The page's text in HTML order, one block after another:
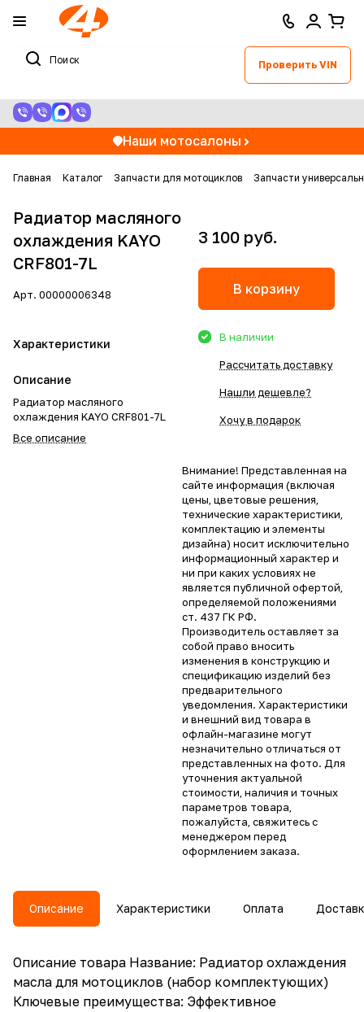
Проверить VIN
Наши мотосалоны
Главная Каталог Запчасти для мотоциклов Запчасти
Радиатор масляного
охлаждения KAYO
CRF801-7L
Арт. 00000006348
Характеристики
Описание
Радиатор масляного
охлаждения KAYO CRF801-7L
Все описание
3 100 руб.
В корзину
В наличии
Рассчитать доставку
Нашли дешевле?
Хочу в подарок
Внимание! Представленная на
сайте информация (включая
цены, цветовые решения,
технические характеристики,
комплектацию и элементы
дизайна) носит исключительно
информационный характер и
ни при каких условиях не
является публичной офертой,
определяемой положениями
ст. 437 ГК РФ.
Производитель оставляет за
собой право вносить
изменения в конструкцию и
спецификацию изделий без
предварительного
уведомления. Характеристики
и внешний вид товара в
офлайн-магазине могут
незначительно отличаться от
представленных на фото. Для
уточнения актуальной
стоимости, наличия и точных
параметров товара,
пожалуйста, свяжитесь с
менеджером перед
оформлением заказа.
Описание Характеристики Оплата
Описание товара Название: Радиатор охлаждения
масла для мотоциклов (набор комплектующих)
Ключевые преимущества: Эффективное